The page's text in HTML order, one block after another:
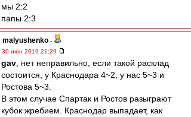
мы 2:2
папы 2:3
malyushenko -
30 июн 2019 21:29
gav , нет неправильно, если такой расклад
состоится, у Краснодара 4~2, у нас 5~3 и
Ростова 5~3.
В этом случае Спартак и Ростов разыграют
кубок жребием. Краснодар выпадает, как